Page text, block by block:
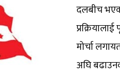
दलबीच
मोर्चा
अघि